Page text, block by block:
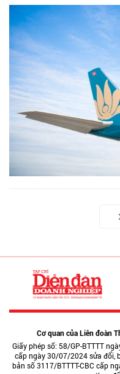
Cơ quan của Liên đoàn
Giấy phép số: 58/GP-BTTTT
cấp ngày 30/07/2024 sửa đổi,
bản số 3117/BTTTT-CBC cấp